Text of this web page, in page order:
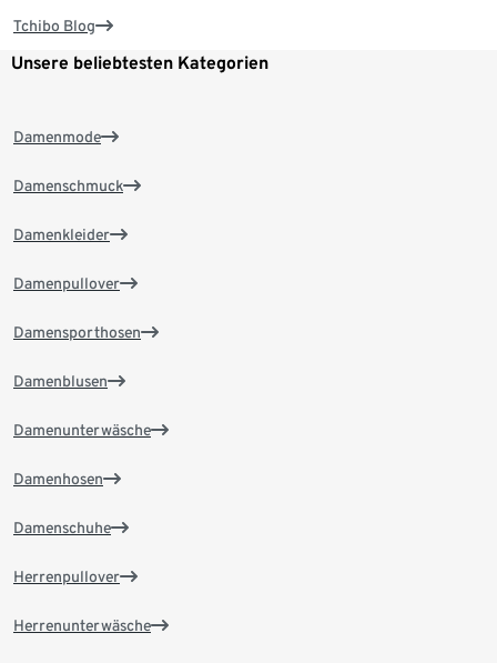
Tchibo Blog
Unsere beliebtesten Kategorien
Damenmode
Damenschmuck
Damenkleider
Damenpullover
Damensporthosen
Damenblusen
Damenunterwäsche
Damenhosen
Damenschuhe
Herrenpullover
Herrenunterwäsche